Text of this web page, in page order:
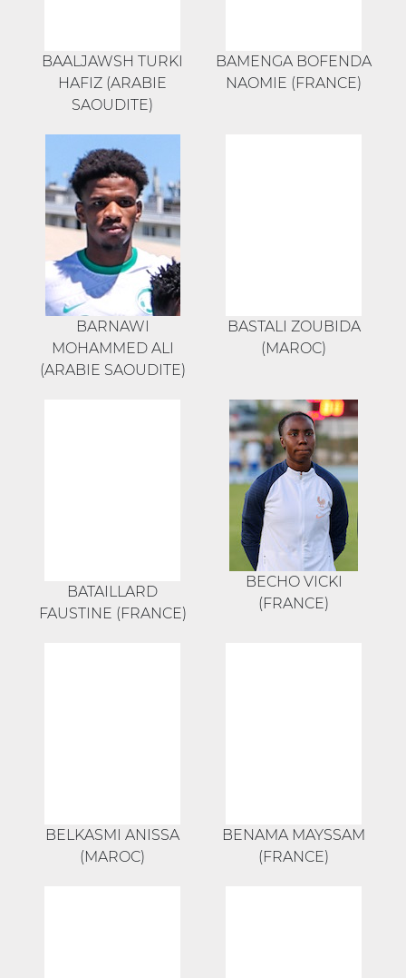
BAALJAWSH TURKI
HAFIZ (ARABIE
SAOUDITE)
BAMENGA BOFENDA
NAOMIE (FRANCE)
BARNAWI
MOHAMMED ALI
(ARABIE SAOUDITE)
BASTALI ZOUBIDA
(MAROC)
BATAILLARD
FAUSTINE (FRANCE)
BECHO VICKI
(FRANCE)
BELKASMI ANISSA
(MAROC)
BENAMA MAYSSAM
(FRANCE)